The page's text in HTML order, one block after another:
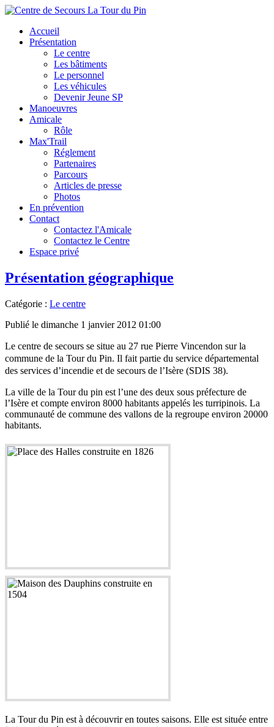
Accueil
Présentation
Le centre
Les bâtiments
Le personnel
Les véhicules
Devenir Jeune SP
Manoeuvres
Amicale
Rôle
Max'Trail
Réglement
Partenaires
Parcours
Articles de presse
Photos
En prévention
Contact
Contactez l'Amicale
Contactez le Centre
Espace privé
Présentation géographique
Catégorie : Le centre
Publié le dimanche 1 janvier 2012 01:00
Le centre de secours se situe au 27 rue Pierre Vincendon sur la
commune de la Tour du Pin. Il fait partie du service départemental
des services d’incendie et de secours de l’Isère (SDIS 38).
La ville de la Tour du pin est l’une des deux sous préfecture de
l’Isère et compte environ 8000 habitants appelés les turripinois. La
communauté de commune des vallons de la regroupe environ 20000
habitants.
La Tour du Pin est à découvrir en toutes saisons. Elle est située entre